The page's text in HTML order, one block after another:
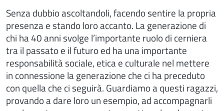
Senza dubbio ascoltandoli, facendo sentire la propria
presenza e stando loro accanto. La generazione di
chi ha 40 anni svolge l’importante ruolo di cerniera
tra il passato e il futuro ed ha una importante
responsabilità sociale, etica e culturale nel mettere
in connessione la generazione che ci ha preceduto
con quella che ci seguirà. Guardiamo a questi ragazzi,
provando a dare loro un esempio, ad accompagnarli